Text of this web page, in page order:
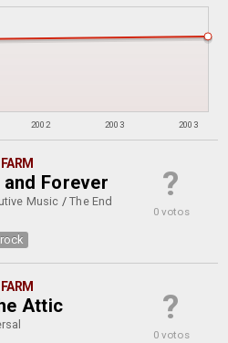
2002 2003 2003
Forever
Music /The End
?
0 votos
Attic ?
0 votos